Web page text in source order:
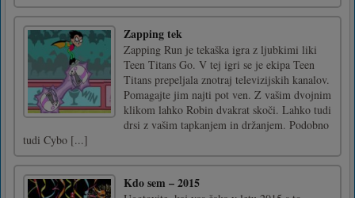
Zapping tek
Zapping Run je tekaška igra z ljubkimi liki
Teen Titans Go. V tej igri se je ekipa Teen
Titans prepeljala znotraj televizijskih kanalov.
Pomagajte jim najti pot ven. Z vašim dvojnim
klikom lahko Robin dvakrat skoči. Lahko tudi
drsi z vašim tapkanjem in držanjem. Podobno
tudi Cybo [...]
Kdo sem – 2015